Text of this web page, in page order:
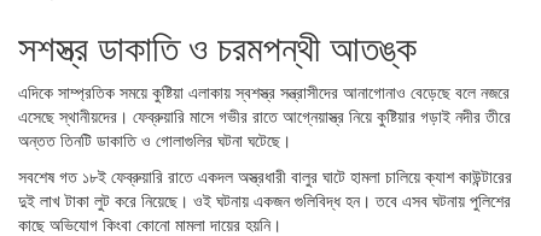
সশস্ত্র ডাকাতি ও চরমপন্থী আতঙ্ক
এদিকে সাম্প্রতিক সময়ে কুষ্টিয়া এলাকায় স্বশস্ত্র সন্ত্রাসীদের আনাগোনাও বেড়েছে বলে নজরে
এসেছে স্থানীয়দের। ফেব্রুয়ারি মাসে গভীর রাতে আগ্নেয়াস্ত্র নিয়ে কুষ্টিয়ার গড়াই নদীর তীরে
অন্তত তিনটি ডাকাতি ও গোলাগুলির ঘটনা ঘটেছে।
সবশেষ গত ১৮ই ফেব্রুয়ারি রাতে একদল অস্ত্রধারী বালুর ঘাটে হামলা চালিয়ে ক্যাশ কাউন্টারের
দুই লাখ টাকা লুট করে নিয়েছে। ওই ঘটনায় একজন গুলিবিদ্ধ হন। তবে এসব ঘটনায় পুলিশের
কাছে অভিযোগ কিংবা কোনো মামলা দায়ের হয়নি।